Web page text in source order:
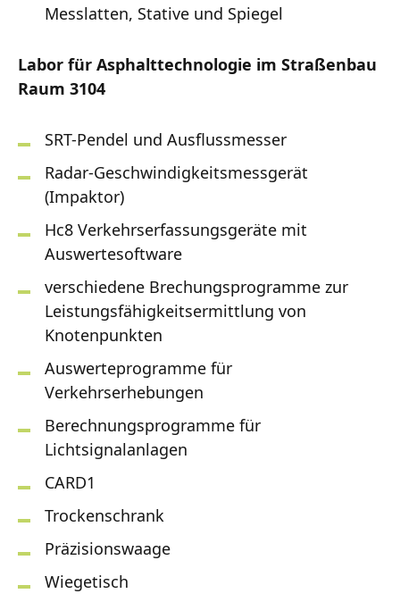
Messlatten, Stative und Spiegel
Labor für Asphalttechnologie im Straßenbau
Raum 3104
SRT-Pendel und Ausflussmesser
Radar-Geschwindigkeitsmessgerät
(Impaktor)
Hc8 Verkehrserfassungsgeräte mit
Auswertesoftware
verschiedene Brechungsprogramme zur
Leistungsfähigkeitsermittlung von
Knotenpunkten
Auswerteprogramme für
Verkehrserhebungen
Berechnungsprogramme für
Lichtsignalanlagen
CARD1
Trockenschrank
Präzisionswaage
Wiegetisch